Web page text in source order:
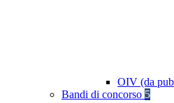
OIV (da
Bandi di concorso 5